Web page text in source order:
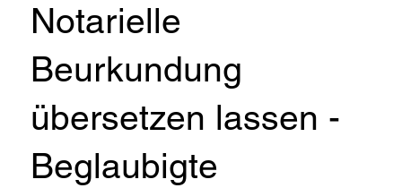
Notarielle
Beurkundung
übersetzen lassen -
Beglaubigte